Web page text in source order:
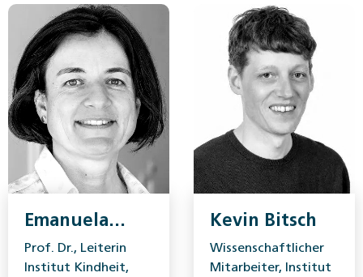
Emanuela
Chiapparini
Prof. Dr., Leiterin
Institut Kindheit,
Kevin Bitsch
Wissenschaftlicher
Mitarbeiter, Institut